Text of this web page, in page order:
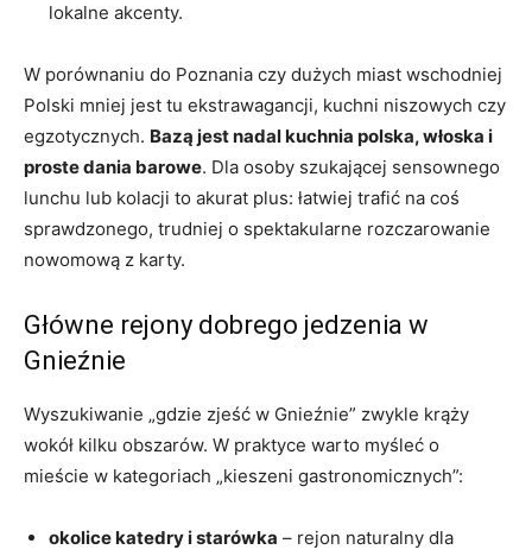
lokalne akcenty.
W porównaniu do Poznania czy dużych miast wschodniej
Polski mniej jest tu ekstrawagancji, kuchni niszowych czy
egzotycznych. Bazą jest nadal kuchnia polska, włoska i
proste dania barowe. Dla osoby szukającej sensownego
lunchu lub kolacji to akurat plus: łatwiej trafić na coś
sprawdzonego, trudniej o spektakularne rozczarowanie
nowomową z karty.
Główne rejony dobrego jedzenia w
Gnieźnie
Wyszukiwanie „gdzie zjeść w Gnieźnie” zwykle krąży
wokół kilku obszarów. W praktyce warto myśleć o
mieście w kategoriach „kieszeni gastronomicznych”:
okolice katedry i starówka – rejon naturalny dla